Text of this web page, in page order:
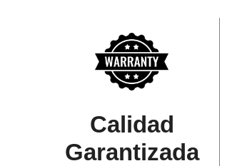
Calidad
Garantizada​